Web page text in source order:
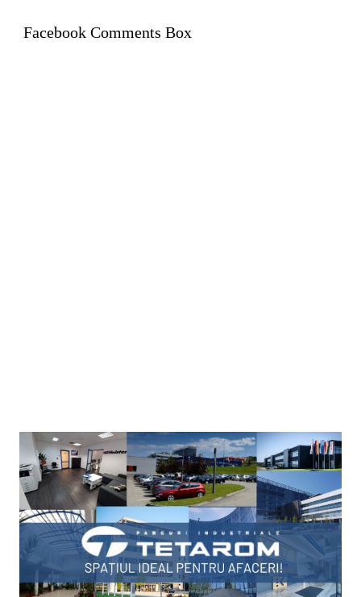
Facebook Comments Box